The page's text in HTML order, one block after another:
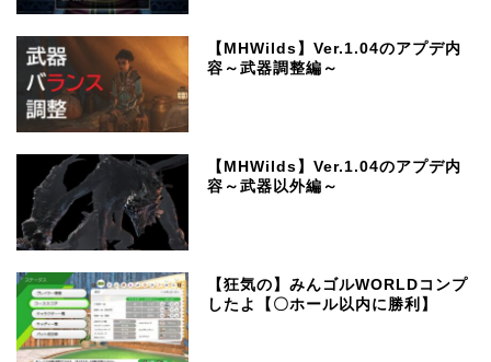
【MHWilds】Ver.1.04のアプデ内
容～武器調整編～
【MHWilds】Ver.1.04のアプデ内
容～武器以外編～
【狂気の】みんゴルWORLDコンプ
したよ【〇ホール以内に勝利】